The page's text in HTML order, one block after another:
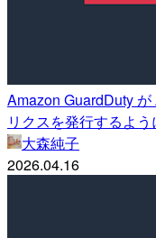
Amazon GuardDuty
リクスを発行するよ
大森純子
2026.04.16